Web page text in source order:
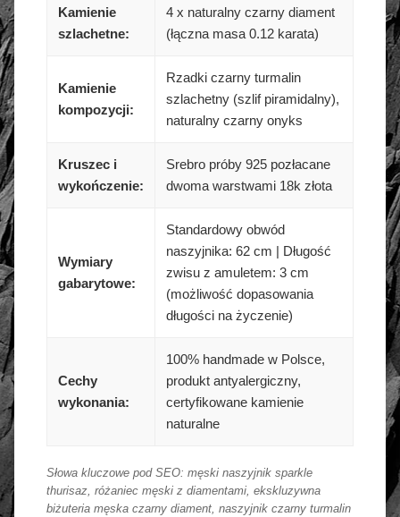
Kamienie
szlachetne:
4 x naturalny czarny diament
(łączna masa 0.12 karata)
Kamienie
kompozycji:
Rzadki czarny turmalin
szlachetny (szlif piramidalny),
naturalny czarny onyks
Kruszec i
wykończenie:
Srebro próby 925 pozłacane
dwoma warstwami 18k złota
Wymiary
gabarytowe:
Standardowy obwód
naszyjnika: 62 cm | Długość
zwisu z amuletem: 3 cm
(możliwość dopasowania
długości na życzenie)
Cechy
wykonania:
100% handmade w Polsce,
produkt antyalergiczny,
certyfikowane kamienie
naturalne
Słowa kluczowe pod SEO: męski naszyjnik sparkle
thurisaz, różaniec męski z diamentami, ekskluzywna
biżuteria męska czarny diament, naszyjnik czarny turmalin